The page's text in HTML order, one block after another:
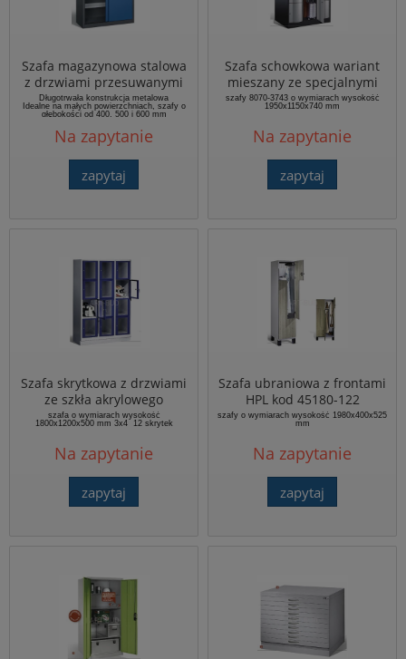
Szafa magazynowa stalowa
z drzwiami przesuwanymi
CP 2049-00
Długotrwała konstrukcja metalowa
Idealne na małych powierzchniach, szafy o
głębokości od 400, 500 i 600 mm
Na zapytanie
zapytaj
Szafa schowkowa wariant
mieszany ze specjalnymi
drzwiami z Serii S 5000
Resisto kod 8070-3743
szafy 8070-3743 o wymiarach wysokość
1950x1150x740 mm
Na zapytanie
zapytaj
Szafa skrytkowa z drzwiami
ze szkła akrylowego
8020A324 12
skrytekwymiarach
740x800x430 mm (1)
szafa o wymiarach wysokość
1800x1200x500 mm 3x4 12 skrytek
Na zapytanie
zapytaj
Szafa ubraniowa z frontami
HPL kod 45180-122
szafy o wymiarach wysokość 1980x400x525
mm
Na zapytanie
zapytaj